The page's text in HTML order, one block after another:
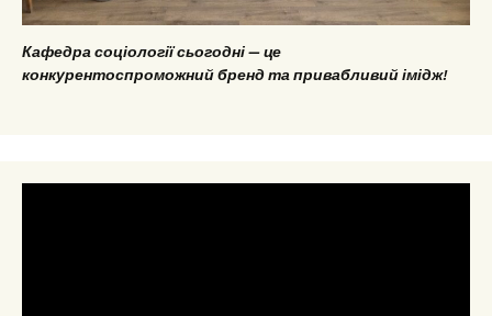
Кафедра соціології сьогодні — це
конкурентоспроможний бренд та привабливий імідж!